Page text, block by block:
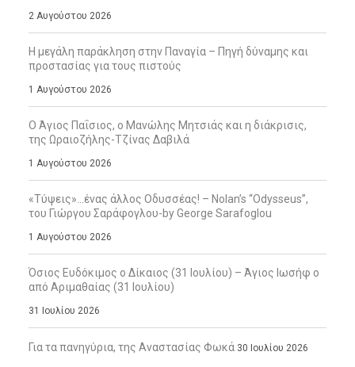
2 Αυγούστου 2026
Η μεγάλη παράκληση στην Παναγία – Πηγή δύναμης και
προστασίας για τους πιστούς
1 Αυγούστου 2026
Ο Άγιος Παΐσιος, ο Μανώλης Μητσιάς και η διάκρισις,
της Ωραιοζήλης-Τζίνας Δαβιλά
1 Αυγούστου 2026
«Τύψεις»…ένας άλλος Οδυσσέας! – Nolan’s “Odysseus”,
του Γιώργου Σαράφογλου-by George Sarafoglou
1 Αυγούστου 2026
Όσιος Ευδόκιμος ο Δίκαιος (31 Ιουλίου) – Άγιος Ιωσήφ ο
από Αριμαθαίας (31 Ιουλίου)
31 Ιουλίου 2026
Για τα πανηγύρια, της Αναστασίας Φωκά 30 Ιουλίου 2026